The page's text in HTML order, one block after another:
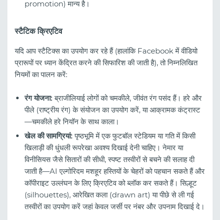
promotion) मान्य है।
स्टैटिक क्रिएटिव
यदि आप स्टैटिक्स का उपयोग कर रहे हैं (हालांकि Facebook में वीडियो
प्रारूपों पर ध्यान केंद्रित करने की सिफारिश की जाती है), तो निम्नलिखित
नियमों का पालन करें:
रंग योजना: ब्राजीलियाई लोगों को चमकीले, जीवंत रंग पसंद हैं। हरे और
पीले (राष्ट्रीय रंग) के संयोजन का उपयोग करें, या आक्रामक कंट्रास्ट
—चमकीले हरे नियॉन के साथ काला।
खेल की सामग्रियां: पृष्ठभूमि में एक फुटबॉल स्टेडियम या गति में किसी
खिलाड़ी की धुंधली रूपरेखा अवश्य दिखाई देनी चाहिए। नेमार या
विनीसियस जैसे सितारों की सीधी, स्पष्ट तस्वीरों से बचने की सलाह दी
जाती है—AI एल्गोरिदम मशहूर हस्तियों के चेहरों को पहचान सकते हैं और
कॉपीराइट उल्लंघन के लिए क्रिएटिव को ब्लॉक कर सकते हैं। सिल्हूट
(silhouettes), आरेखित कला (drawn art) या पीछे से ली गई
तस्वीरों का उपयोग करें जहां केवल जर्सी पर नंबर और उपनाम दिखाई दे।